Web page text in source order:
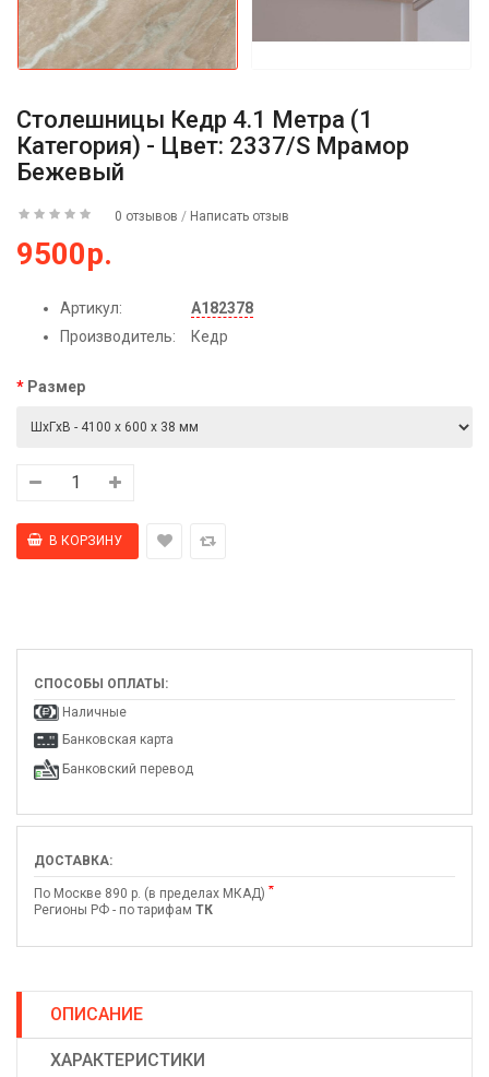
Столешницы Кедр 4.1 Метра (1
Категория) - Цвет: 2337/S Мрамор
Бежевый
0 отзывов / Написать отзыв
9500р.
Артикул:
А182378
Производитель:
Кедр
Размер
СПОСОБЫ ОПЛАТЫ:
Наличные
Банковская карта
Банковский перевод
ДОСТАВКА:
По Москве 890 р. (в пределах МКАД) *
Регионы РФ - по тарифам ТК
ОПИСАНИЕ
ХАРАКТЕРИСТИКИ